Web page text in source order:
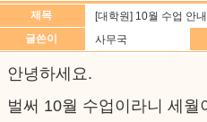
제목
[대학원] 10월 수업 안내
글쓴이
사무국
안녕하세요.
벌써 10월 수업이라니 세월